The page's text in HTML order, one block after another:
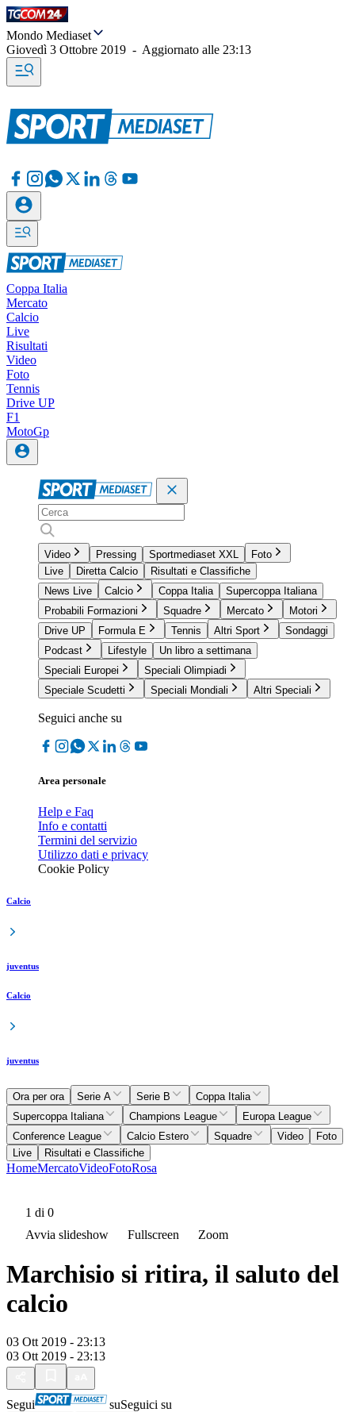
Mondo Mediaset
Giovedì 3 Ottobre 2019 - Aggiornato alle 23:13
Coppa Italia
Mercato
Calcio
Live
Risultati
Video
Foto
Tennis
Drive UP
F1
MotoGp
Video Pressing Sportmediaset XXL
Foto
Live
Diretta Calcio
Risultati e Classifiche
News Live
Calcio Coppa Italia
Supercoppa Italiana
Probabili Formazioni
Squadre Mercato
Motori
Drive UP
Formula E Tennis Altri Sport
Sondaggi
Podcast
Lifestyle
Un libro a settimana
Speciali Europei
Speciali Olimpiadi
Speciale Scudetti
Speciali Mondiali Altri Speciali
Seguici anche su
Area personale
Help e Faq
Info e contatti
Termini del servizio
Utilizzo dati e privacy
Cookie Policy
Calcio
juventus
Calcio
juventus
Ora per ora Serie A Serie B
Coppa Italia
Supercoppa Italiana
Champions League
Europa League
Conference League
Calcio Estero Squadre Video
Foto
Live
Risultati e Classifiche
HomeMercatoVideoFotoRosa
1 di 0
Avvia slideshow
Fullscreen Zoom
Marchisio si ritira, il saluto del
calcio
03 Ott 2019 - 23:13
03 Ott 2019 - 23:13
Segui suSeguici su